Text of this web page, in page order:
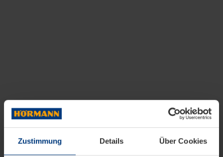
Zustimmung Details Über Cookies